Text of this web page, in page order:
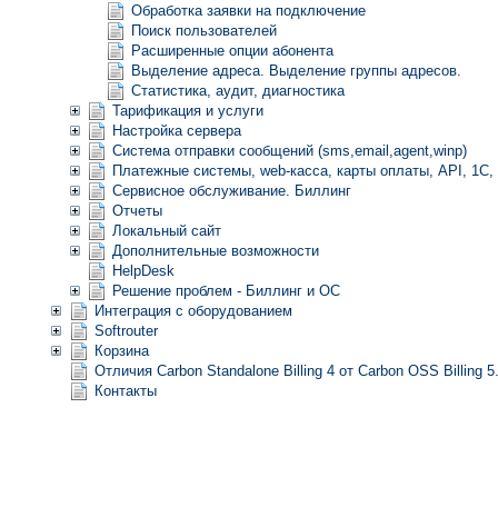
Обработка заявки на подключение
Поиск пользователей
Расширенные опции абонента
Выделение адреса. Выделение группы адресов.
Статистика, аудит, диагностика
Тарификация и услуги
Настройка сервера
Система отправки сообщений (sms,email,agent,winp)
Платежные системы, web-касса, карты оплаты, API, 1С,
Сервисное обслуживание. Биллинг
Отчеты
Локальный сайт
Дополнительные возможности
HelpDesk
Решение проблем - Биллинг и ОС
Интеграция с оборудованием
Softrouter
Корзина
Отличия Carbon Standalone Billing 4 от Carbon OSS Billing
Контакты